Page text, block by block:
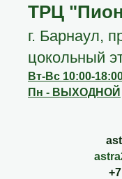
ТРЦ
г. Барнаул,
цокольный
Вт-Вс 10:00-
Пн - ВЫХОДНОЙ